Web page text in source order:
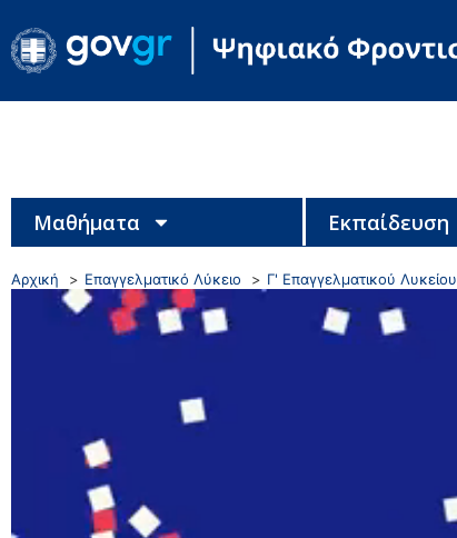
Μαθήματα Εκπαίδευση
Αρχική Επαγγελματικό Λύκειο Γ' Επαγγελματικού Λυκείου